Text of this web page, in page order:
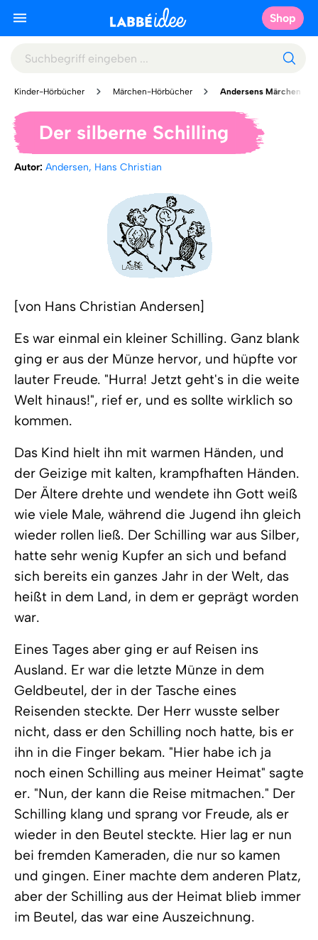
Shop
Kinder-Hörbücher Märchen-Hörbücher Andersens Märchen
Der silberne Schilling
Autor: Andersen, Hans Christian
[von Hans Christian Andersen]
Es war einmal ein kleiner Schilling. Ganz blank
ging er aus der Münze hervor, und hüpfte vor
lauter Freude. "Hurra! Jetzt geht's in die weite
Welt hinaus!", rief er, und es sollte wirklich so
kommen.
Das Kind hielt ihn mit warmen Händen, und
der Geizige mit kalten, krampfhaften Händen.
Der Ältere drehte und wendete ihn Gott weiß
wie viele Male, während die Jugend ihn gleich
wieder rollen ließ. Der Schilling war aus Silber,
hatte sehr wenig Kupfer an sich und befand
sich bereits ein ganzes Jahr in der Welt, das
heißt in dem Land, in dem er geprägt worden
war.
Eines Tages aber ging er auf Reisen ins
Ausland. Er war die letzte Münze in dem
Geldbeutel, der in der Tasche eines
Reisenden steckte. Der Herr wusste selber
nicht, dass er den Schilling noch hatte, bis er
ihn in die Finger bekam. "Hier habe ich ja
noch einen Schilling aus meiner Heimat" sagte
er. "Nun, der kann die Reise mitmachen." Der
Schilling klang und sprang vor Freude, als er
wieder in den Beutel steckte. Hier lag er nun
bei fremden Kameraden, die nur so kamen
und gingen. Einer machte dem anderen Platz,
aber der Schilling aus der Heimat blieb immer
im Beutel, das war eine Auszeichnung.